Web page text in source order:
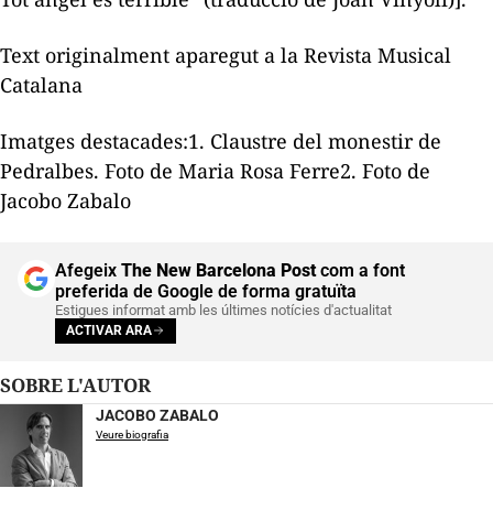
Text originalment aparegut a la Revista Musical
Catalana
Imatges destacades:1. Claustre del monestir de
Pedralbes. Foto de Maria Rosa Ferre2. Foto de
Jacobo Zabalo
Afegeix The New Barcelona Postcom a font
preferida de Google de forma gratuïta
Estigues informat amb les últimes notícies d'actualitat
ACTIVAR ARA
SOBRE L'AUTOR
JACOBO ZABALO
Veure biografia